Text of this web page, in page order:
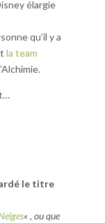
élargie
qu’il y a
la team
le titre
« , ou que